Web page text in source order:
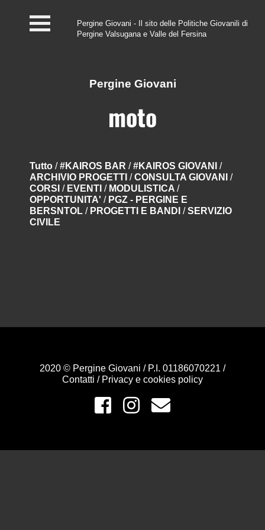
#InfoPoint
Eventi e News
Contatti
Pergine Giovani - Il sito delle Politiche Giovanili di
Pergine Valsugana e Valle del Fersina
Pergine Giovani
moto
Tutto /#KAIROS BAR /#KAIROS GIOVANI /
ARCHIVIO PROGETTI /CONSULTA GIOVANI /
CORSI / EVENTI / MODULISTICA /
OPPORTUNITA' / PGZ - PERGINE E
BERSNTOL / PROGETTI E BANDI /SERVIZIO
CIVILE
2020 © Pergine Giovani / P.I. 01186070221 /
Contatti / Privacy e cookies policy